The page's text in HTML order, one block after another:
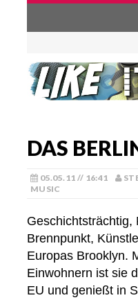
DAS
05.05.11 // 16:41
MUSIC
Geschichtsträchtig,
Brennpunkt,
Europas Brooklyn.
Einwohnern ist sie
EU und genießt in